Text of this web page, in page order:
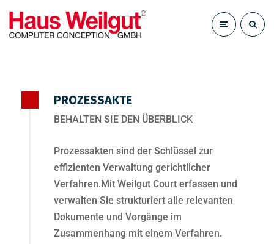
PROZESSAKTE
BEHALTEN SIE DEN ÜBERBLICK
Prozessakten sind der Schlüssel zur
effizienten Verwaltung gerichtlicher
Verfahren.Mit Weilgut Court erfassen und
verwalten Sie strukturiert alle relevanten
Dokumente und Vorgänge im
Zusammenhang mit einem Verfahren.